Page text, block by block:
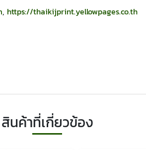
, https://thaikijprint.yellowpages.co.th
สินค้าที่เกี่ยวข้อง